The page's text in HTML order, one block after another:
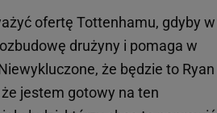
ofertę Tottenhamu, gdyby w
drużyny i pomaga w
że będzie to Ryan
jestem gotowy na ten